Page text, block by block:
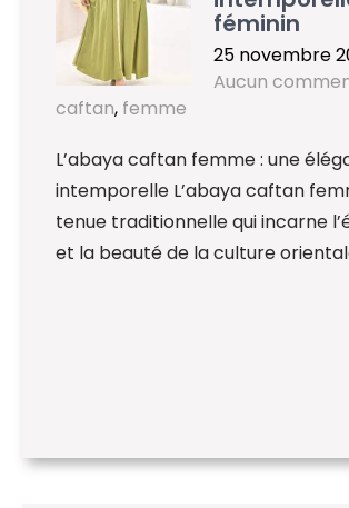
féminin
25 novembre
Aucun
caftan, femme
L’abaya caftan femme : une
intemporelle L’abaya caftan
tenue traditionnelle qui incarne
et la beauté de la culture